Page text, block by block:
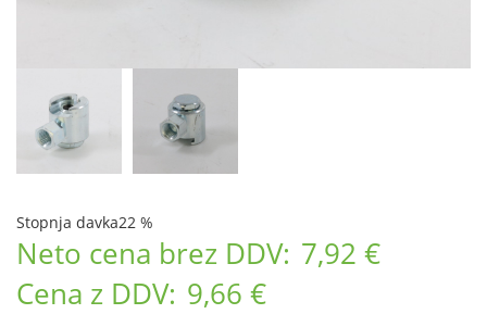
Stopnja davka22 %
Neto cena brez DDV: 7,92 €
Cena z DDV: 9,66 €